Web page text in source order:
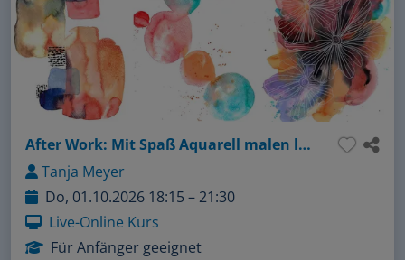
After Work: Mit Spaß Aquarell malen lernen - Ein toller Grundlagenkurs
Tanja Meyer
Do, 01.10.2026 18:15 – 21:30
Live-Online Kurs
Für Anfänger geeignet